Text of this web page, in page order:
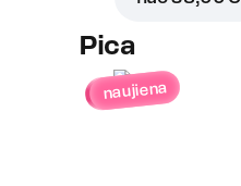
Pica
naujiena